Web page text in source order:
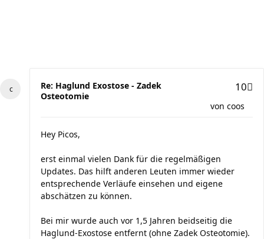
Re: Haglund Exostose - Zadek
Osteotomie
10
von coos
Hey Picos,
erst einmal vielen Dank für die regelmäßigen
Updates. Das hilft anderen Leuten immer wieder
entsprechende Verläufe einsehen und eigene
abschätzen zu können.
Bei mir wurde auch vor 1,5 Jahren beidseitig die
Haglund-Exostose entfernt (ohne Zadek Osteotomie).